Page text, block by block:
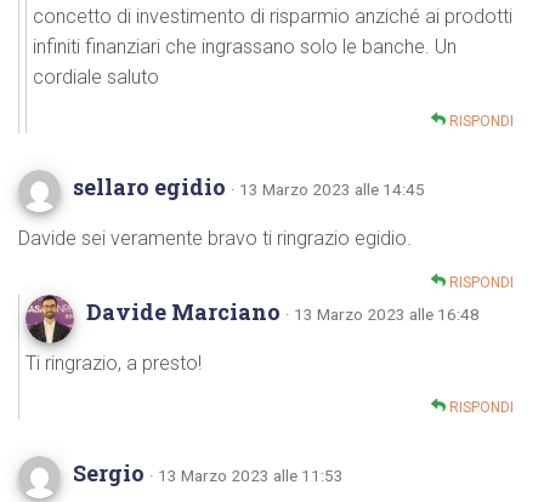
concetto di investimento di risparmio anziché ai prodotti
infiniti finanziari che ingrassano solo le banche. Un
cordiale saluto
RISPONDI
sellaro egidio · 13 Marzo 2023 alle 14:45
Davide sei veramente bravo ti ringrazio egidio.
RISPONDI
Davide Marciano · 13 Marzo 2023 alle 16:48
Ti ringrazio, a presto!
RISPONDI
Sergio · 13 Marzo 2023 alle 11:53